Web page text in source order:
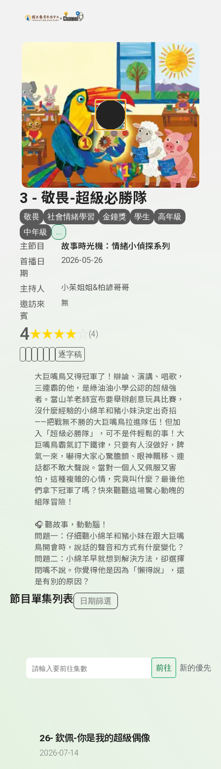
上方功能區塊
搜尋關鍵字：可輸入節目名稱、主持人或關鍵字
3 - 敬畏-超級必勝隊
敬畏 社會情緒學習 金鐘獎 學生
高年級
中年級
...
主節目
故事時光機：情緒小偵探系列
首播日
期
2026-05-26
主持人 小茱姐姐&柏諺哥哥
邀訪來
賓
無
4★★★★ (4)
逐字稿
大巨嘴鳥又得冠軍了！辯論、演講、唱歌，
三連霸的他，是綠油油小學公認的超級強
者。當山羊老師宣布要舉辦創意玩具比賽，
沒什麼經驗的小綿羊和豬小妹決定出奇招
——把戰無不勝的大巨嘴鳥拉進隊伍！但加
入「超級必勝隊」，可不是件輕鬆的事！大
巨嘴鳥霸氣訂下鐵律，只要有人沒做好，脾
氣一來，嚇得大家心驚膽顫、眼神飄移、連
話都不敢大聲說。當對一個人又佩服又害
怕，這種複雜的心情，究竟叫什麼？最後他
們拿下冠軍了嗎？快來聽聽這場驚心動魄的
組隊冒險！
🎧 聽故事，動動腦！
問題一：仔細聽小綿羊和豬小妹在跟大巨嘴
鳥開會時，說話的聲音和方式有什麼變化？
問題二：小綿羊早就想到解決方法，卻選擇
閉嘴不說。你覺得他是因為「懶得說」，還
是有別的原因？
節目單集列表 日期篩選
前往 新的優先
26- 欽佩-你是我的超級偶像
2026-07-14